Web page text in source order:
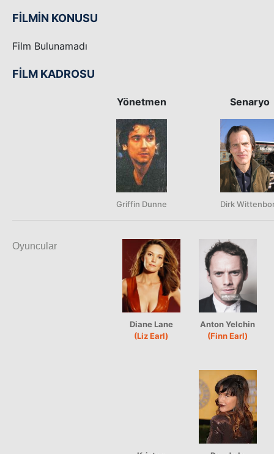
FİLMİN KONUSU
Film Bulunamadı
FİLM KADROSU
Yönetmen
Griffin Dunne
Senaryo
Dirk
Oyuncular
Diane Lane
(Liz Earl)
Anton Yelchin
(Finn Earl)